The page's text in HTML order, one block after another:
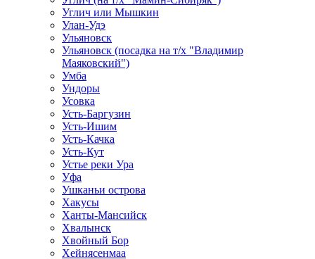
Углич или Мышкин
Улан-Удэ
Ульяновск
Ульяновск (посадка на т/х "Владимир
Маяковский")
Умба
Ундоры
Усовка
Усть-Баргузин
Усть-Ишим
Усть-Качка
Усть-Кут
Устье реки Ура
Уфа
Ушканьи острова
Хакусы
Ханты-Мансийск
Хвалынск
Хвойный Бор
Хейнясенмаа